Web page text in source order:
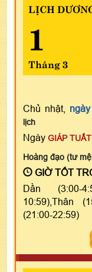
LỊCH
1
Tháng 3
Chủ nhật,
lịch
Ngày GIÁP TUẤT
Hoàng đạo (tư
GIỜ TỐT
Dần (3:00-
10:59),Thân
(21:00-22:59)